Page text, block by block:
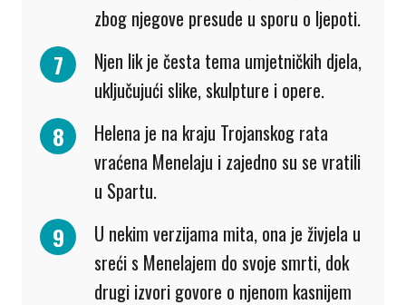
zbog njegove presude u sporu o ljepoti.
Njen lik je česta tema umjetničkih djela,
uključujući slike, skulpture i opere.
Helena je na kraju Trojanskog rata
vraćena Menelaju i zajedno su se vratili
u Spartu.
U nekim verzijama mita, ona je živjela u
sreći s Menelajem do svoje smrti, dok
drugi izvori govore o njenom kasnijem